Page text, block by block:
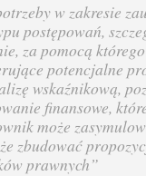
w zakresie
postępowań,
za pomocą
potencjalne
wskaźnikową,
finansowe,
może
zbudować
prawnych”